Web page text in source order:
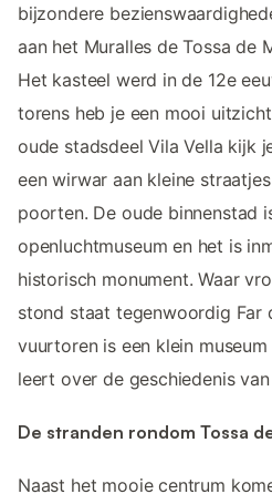
bijzondere
aan het Muralles de Tossa de
Het kasteel werd in de 12e
torens heb je een mooi
oude stadsdeel Vila Vella kijk
een wirwar aan kleine
poorten. De oude binnenstad
openluchtmuseum en het is
historisch monument. Waar
stond staat tegenwoordig Far
vuurtoren is een klein
leert over de geschiedenis
De stranden rondom Tossa
Naast het mooie centrum